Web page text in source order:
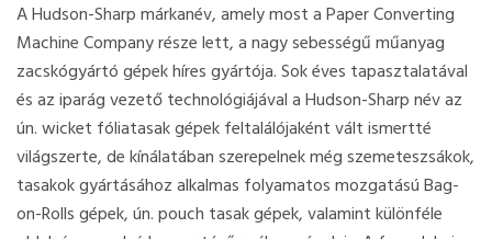
A Hudson-Sharp márkanév, amely most a Paper Converting
Machine Company része lett, a nagy sebességű műanyag
zacskógyártó gépek híres gyártója. Sok éves tapasztalatával
és az iparág vezető technológiájával a Hudson-Sharp név az
ún. wicket fóliatasak gépek feltalálójaként vált ismertté
világszerte, de kínálatában szerepelnek még szemeteszsákok,
tasakok gyártásához alkalmas folyamatos mozgatású Bag-
on-Rolls gépek, ún. pouch tasak gépek, valamint különféle